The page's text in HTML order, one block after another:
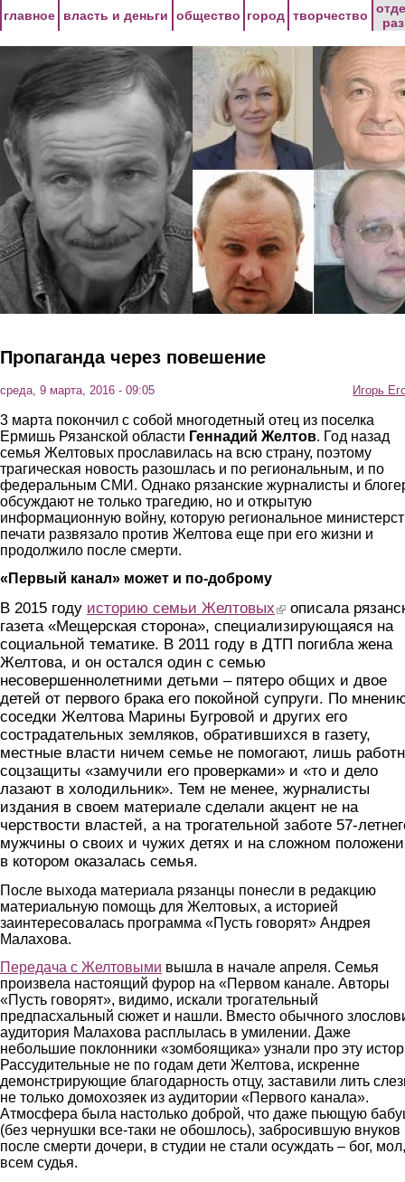
главное власть и деньги общество город творчество
Пропаганда через повешение
среда, 9 марта, 2016 - 09:05 Игорь
3 марта покончил с собой многодетный отец из поселка
Ермишь Рязанской области Геннадий Желтов. Год назад
семья Желтовых прославилась на всю страну, поэтому
трагическая новость разошлась и по региональным, и по
федеральным СМИ. Однако рязанские журналисты и
обсуждают не только трагедию, но и открытую
информационную войну, которую региональное
печати развязало против Желтова еще при его жизни и
продолжило после смерти.
«Первый канал» может и по-доброму
В 2015 году историю семьи Желтовых (link is external)
описала
газета «Мещерская сторона», специализирующаяся на
социальной тематике. В 2011 году в ДТП погибла жена
Желтова, и он остался один с семью
несовершеннолетними детьми – пятеро общих и двое
детей от первого брака его покойной супруги. По
соседки Желтова Марины Бугровой и других его
сострадательных земляков, обратившихся в газету,
местные власти ничем семье не помогают, лишь
соцзащиты «замучили его проверками» и «то и дело
лазают в холодильник». Тем не менее, журналисты
издания в своем материале сделали акцент не на
черствости властей, а на трогательной заботе 57-
мужчины о своих и чужих детях и на сложном
в котором оказалась семья.
После выхода материала рязанцы понесли в редакцию
материальную помощь для Желтовых, а историей
заинтересовалась программа «Пусть говорят» Андрея
Малахова.
Передача с Желтовыми вышла в начале апреля. Семья
произвела настоящий фурор на «Первом канале. Авторы
«Пусть говорят», видимо, искали трогательный
предпасхальный сюжет и нашли. Вместо обычного
аудитория Малахова расплылась в умилении. Даже
небольшие поклонники «зомбоящика» узнали про эту
Рассудительные не по годам дети Желтова, искренне
демонстрирующие благодарность отцу, заставили лить
не только домохозяек из аудитории «Первого канала».
Атмосфера была настолько доброй, что даже пьющую
(без чернушки все-таки не обошлось), забросившую внуков
после смерти дочери, в студии не стали осуждать – бог, мол,
всем судья.